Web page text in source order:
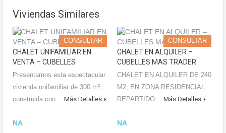
Viviendas Similares
CONSULTAR
CHALET UNIFAMILIAR EN
VENTA – CUBELLES
Presentamos esta espectacular
vivienda unifamiliar de 300 m²,
construida con… Más Detalles
NA
CONSULTAR
CHALET EN ALQUILER –
CUBELLES MAS TRADER
CHALET EN ALQUILER DE 240
M2, EN ZONA RESIDENCIAL.
REPARTIDO… Más Detalles
NA